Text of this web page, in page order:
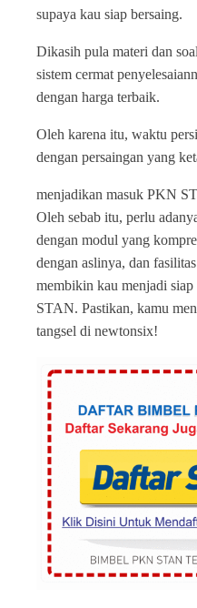
supaya kau siap bersaing.
Dikasih pula materi dan
sistem cermat
dengan harga terbaik.
Oleh karena itu, waktu
dengan persaingan yang
menjadikan masuk PKN
Oleh sebab itu, perlu
dengan modul yang
dengan aslinya, dan
membikin kau menjadi
STAN. Pastikan, kamu
tangsel di newtonsix!